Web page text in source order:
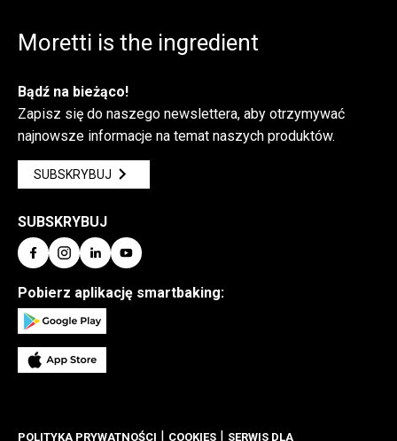
Moretti is the ingredient
Bądź na bieżąco!
Zapisz się do naszego newslettera, aby otrzymywać
najnowsze informacje na temat naszych produktów.
SUBSKRYBUJ
SUBSKRYBUJ
Pobierz aplikację smartbaking:
POLITYKA PRYWATNOŚCI | COOKIES | SERWIS DLA